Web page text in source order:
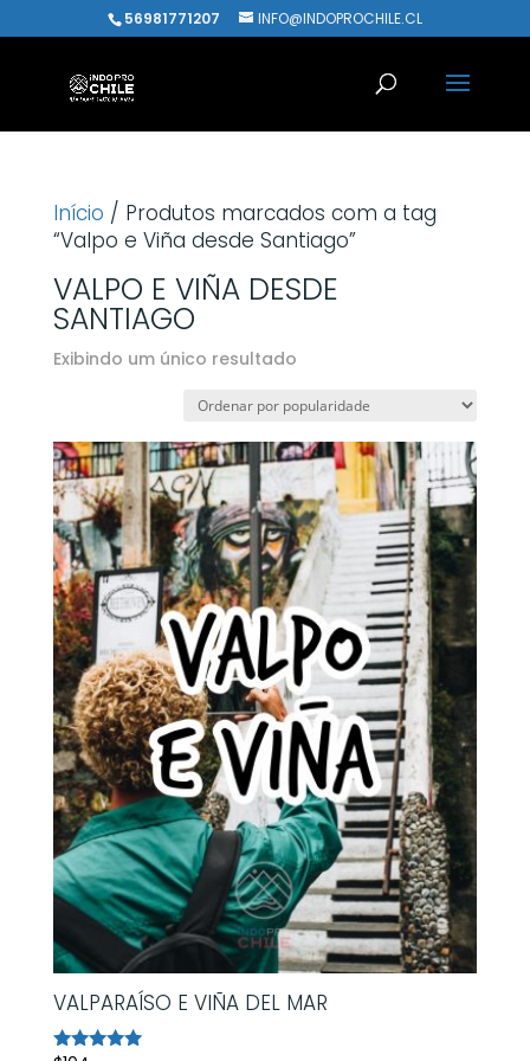
56981771207 INFO@INDOPROCHILE.CL
Início / Produtos marcados com a tag
“Valpo e Viña desde Santiago”
VALPO E VIÑA DESDE
SANTIAGO
Exibindo um único resultado
VALPARAÍSO E VIÑA DEL MAR